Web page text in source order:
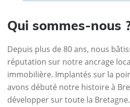
Qui sommes-nous
Depuis plus de 80 ans, nous
réputation sur notre ancrage
immobilière. Implantés sur la
avons débuté notre histoire à
développer sur toute la Bretagne.